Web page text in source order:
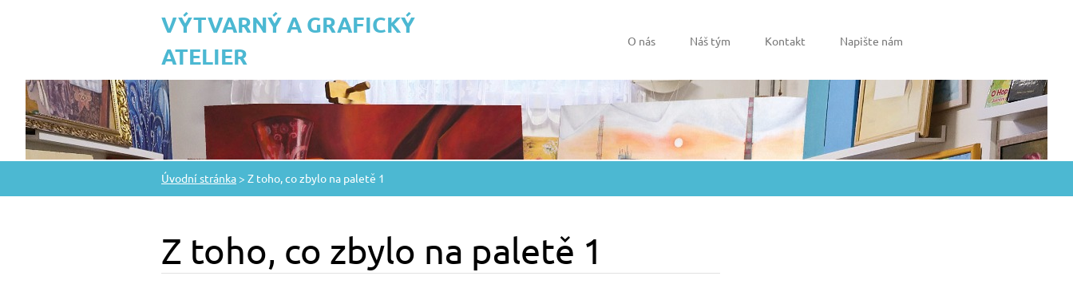
VÝTVARNÝ A GRAFICKÝ
ATELIER
O nás Náš tým Kontakt Napište nám
Úvodní stránka > Z toho, co zbylo na paletě 1
Z toho, co zbylo na paletě 1